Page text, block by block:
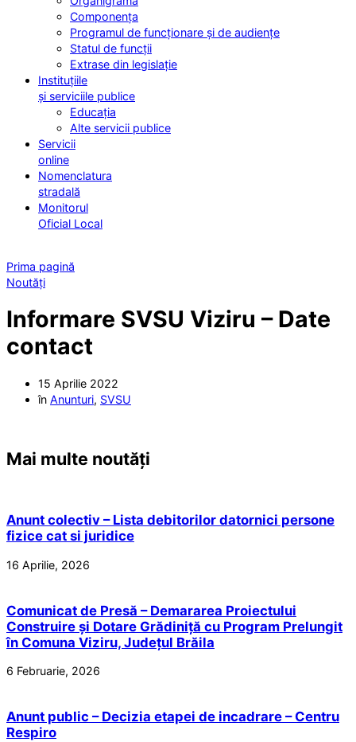
Componența
Programul de funcționare și de audiențe
Statul de funcții
Extrase din legislație
Instituțiile
și serviciile publice
Educația
Alte servicii publice
Servicii
online
Nomenclatura
stradală
Monitorul
Oficial Local
Prima pagină
Noutăți
Informare SVSU Viziru – Date
contact
15 Aprilie 2022
în Anunturi, SVSU
Mai multe noutăți
Anunt colectiv – Lista debitorilor datornici persone
fizice cat si juridice
16 Aprilie, 2026
Comunicat de Presă – Demararea Proiectului
Construire și Dotare Grădiniță cu Program Prelungit
în Comuna Viziru, Județul Brăila
6 Februarie, 2026
Anunt public – Decizia etapei de incadrare – Centru
Respiro